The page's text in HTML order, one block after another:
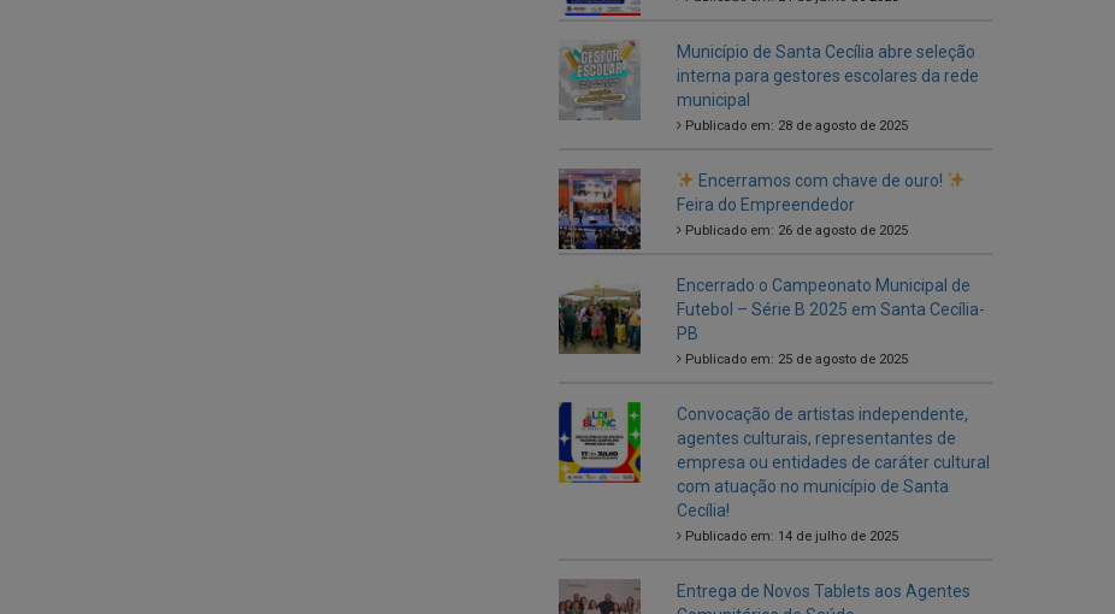
municipal
Encerramos com chave de ouro!
Feira do Empreendedor
Publicado em: 26 de agosto de 2025
Encerrado o Campeonato Municipal de
Futebol – Série B 2025 em Santa Cecília-
PB
Convocação de artistas independente,
agentes culturais, representantes de
empresa ou entidades de caráter cultural
Cecília!
Publicado em: 14 de julho de 2025
Entrega de Novos Tablets aos Agentes
Comunitários de Saúde
Publicado em: 5 de julho de 2025
SANTA CECÍLIA AVANÇA NO CAMPO!